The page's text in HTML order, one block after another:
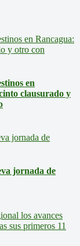
en
clausurado y
jornada de